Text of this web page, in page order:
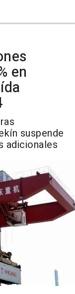
en
suspende
adicionales